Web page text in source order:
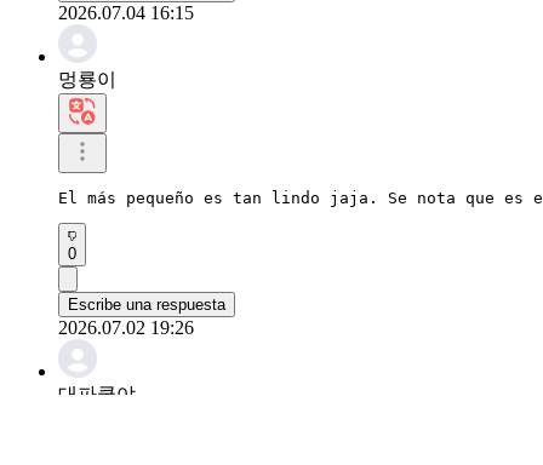
2026.07.04 16:15
멍룡이
El más pequeño es tan lindo jaja. Se nota que es
0
Escribe una respuesta
2026.07.02 19:26
대파쿵야